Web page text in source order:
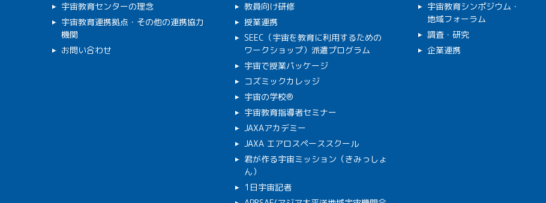
宇宙教育センターの理念
宇宙教育連携拠点・その他の連携協力
機関
お問い合わせ
教員向け研修
授業連携
SEEC（宇宙を教育に利用するための
ワークショップ）派遣プログラム
宇宙で授業パッケージ
コズミックカレッジ
宇宙の学校®
宇宙教育指導者セミナー
JAXAアカデミー
JAXA エアロスペーススクール
君が作る宇宙ミッション（きみっしょ
ん）
1日宇宙記者
宇宙教育シンポジウム・
地域フォーラム
調査・研究
企業連携